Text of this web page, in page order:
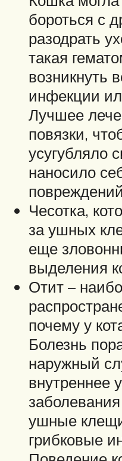
бороться с
разодрать
такая
возникнуть
инфекции
Лучшее
повязки,
усугубляло
наносило
Чесотка,
за ушных
еще
выделения
Отит –
почему у
Болезнь
наружный
внутреннее
ушные
грибковые